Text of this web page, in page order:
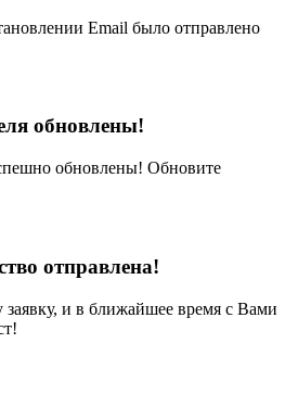
Email было отправлено
обновлены!
обновлены! Обновите
отправлена!
и в ближайшее время с Вами